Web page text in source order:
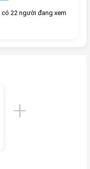
có 22 người đang xem